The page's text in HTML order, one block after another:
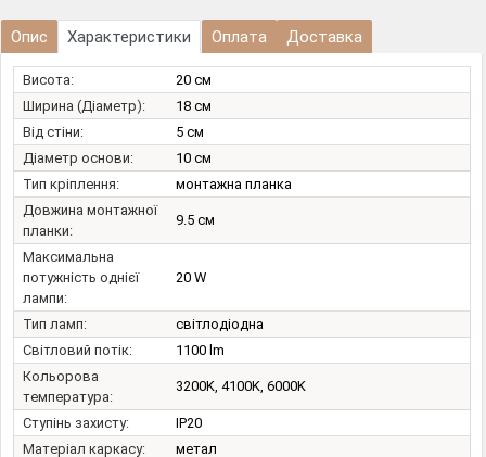
Опис Характеристики Оплата Доставка
Висота:
20 см
Ширина (Діаметр):
18 см
Від стіни:
5 см
Діаметр основи:
10 см
Тип кріплення:
монтажна планка
Довжина монтажної
планки:
9.5 см
Максимальна
потужність однієї
лампи:
20 W
Тип ламп:
світлодіодна
Світловий потік:
1100 lm
Кольорова
температура:
3200K, 4100K, 6000K
Ступінь захисту:
IP20
Матеріал каркасу:
метал